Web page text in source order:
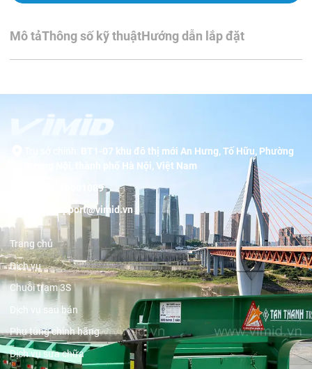
Mô tảThông số kỹ thuậtHướng dẫn lắp đặt
BT1-07 khu đô thị mới An Hưng, Tố Hữu, Phường
Dương Nội, thành phố Hà Nội, Việt Nam
19001089
support@vimid.vn
Trang chủ
Dịch vụ
Chuỗi trạm 3S
Dịch vụ sau bán
Phụ tùng chính hãng
Dịch vụ sửa chữa